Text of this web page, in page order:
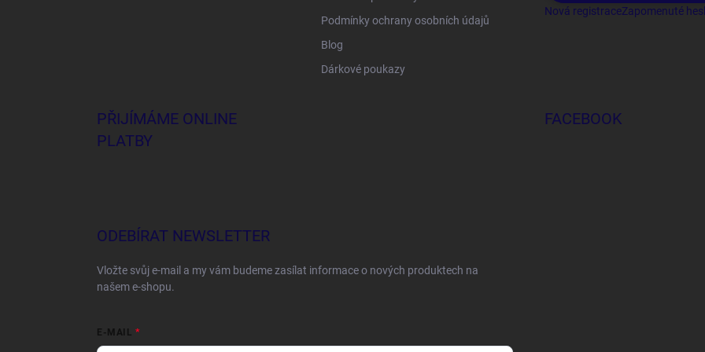
Podmínky ochrany osobních údajů
Blog
Dárkové poukazy
Nová registraceZapomenuté
PŘIJÍMÁME ONLINE
PLATBY
FACEBOOK
ODEBÍRAT NEWSLETTER
Vložte svůj e-mail a my vám budeme zasílat informace o nových produktech na
našem e-shopu.
E-MAIL